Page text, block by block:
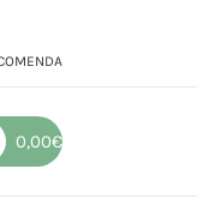
0,00€